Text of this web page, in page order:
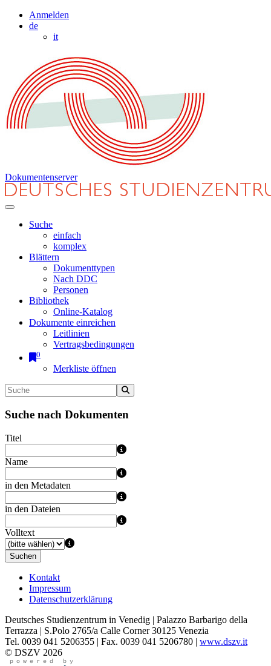
Anmelden
de
it
Dokumentenserver
Suche
einfach
komplex
Blättern
Dokumenttypen
Nach DDC
Personen
Bibliothek
Online-Katalog
Dokumente einreichen
Leitlinien
Vertragsbedingungen
0
Merkliste öffnen
Suche nach Dokumenten
Titel
Name
in den Metadaten
in den Dateien
Volltext
Suchen
Kontakt
Impressum
Datenschutzerklärung
Deutsches Studienzentrum in Venedig | Palazzo Barbarigo della
Terrazza | S.Polo 2765/a Calle Corner 30125 Venezia
Tel. 0039 041 5206355 | Fax. 0039 041 5206780 | www.dszv.it
© DSZV 2026